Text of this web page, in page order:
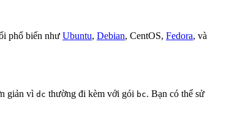
phổ biến như Ubuntu, Debian, CentOS, Fedora, và
giản vì dc thường đi kèm với gói bc. Bạn có thể sử